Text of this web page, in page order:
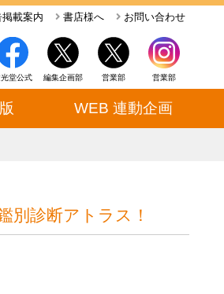
お問い合わせ
書店様へ
掲載案内
営業部
営業部
編集企画部
堂公式
WEB 連動企画
別診断アトラス！